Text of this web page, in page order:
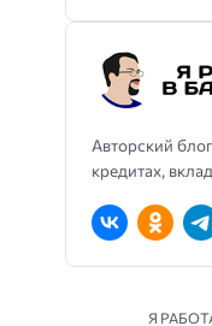
Авторский
кредитах,
Я